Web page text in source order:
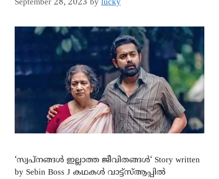
September 28, 2023 by lucky
‘സ്വപ്നങ്ങൾ ഇല്ലാത്ത ജീവിതങ്ങൾ‘ Story written
by Sebin Boss J കഥകൾ വാട്ട്സ്ആപ്പിൽ